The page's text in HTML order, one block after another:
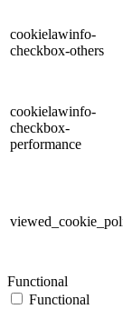
cookielawinfo-
checkbox-others
cookielawinfo-
checkbox-
performance
Functional
Functional